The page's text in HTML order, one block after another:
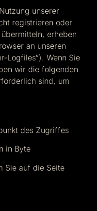
unserer
registrieren oder
erheben
an unseren
Logfiles“). Wenn Sie
wir die folgenden
sind, um
des Zugriffes
in Byte
Sie auf die Seite